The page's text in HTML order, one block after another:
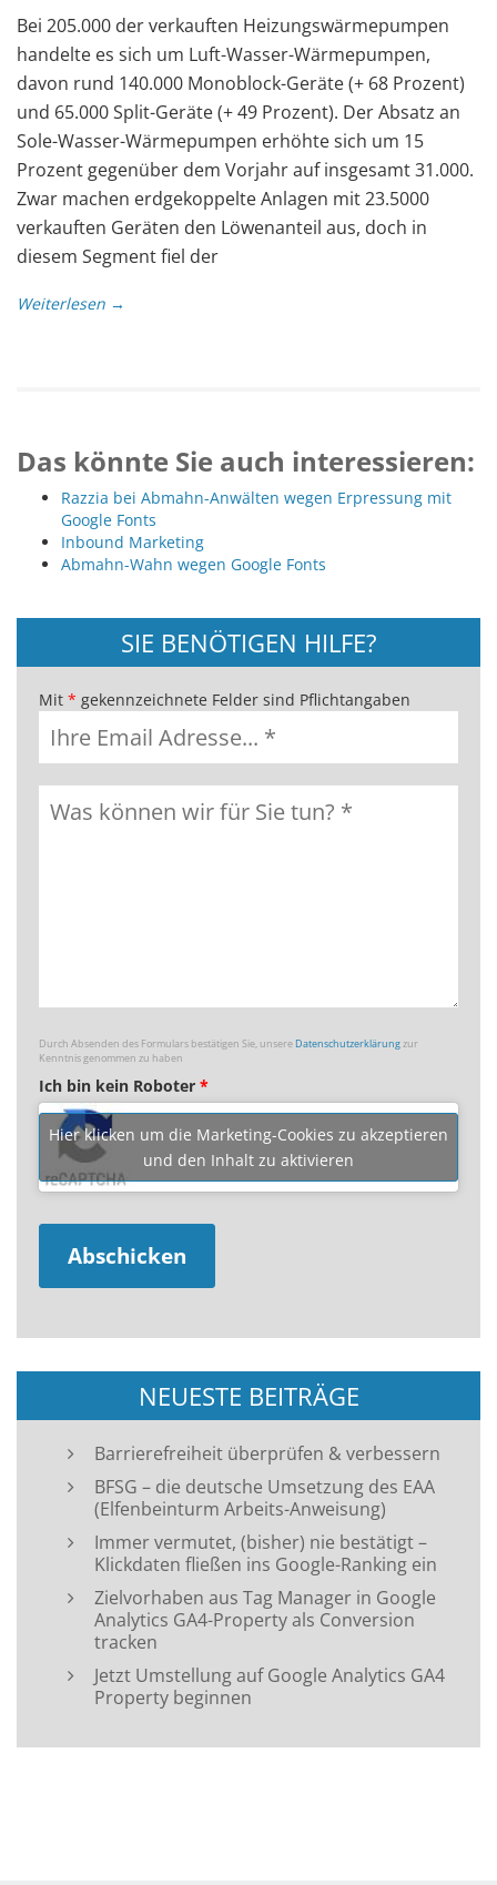
Bei 205.000 der verkauften Heizungswärmepumpen
handelte es sich um Luft-Wasser-Wärmepumpen,
davon rund 140.000 Monoblock-Geräte (+ 68 Prozent)
und 65.000 Split-Geräte (+ 49 Prozent). Der Absatz an
Sole-Wasser-Wärmepumpen erhöhte sich um 15
Prozent gegenüber dem Vorjahr auf insgesamt 31.000.
Zwar machen erdgekoppelte Anlagen mit 23.5000
verkauften Geräten den Löwenanteil aus, doch in
diesem Segment fiel der
Weiterlesen →
Das könnte Sie auch interessieren:
Razzia bei Abmahn-Anwälten wegen Erpressung mit
Google Fonts
Inbound Marketing
Abmahn-Wahn wegen Google Fonts
SIE BENÖTIGEN HILFE?
Mit * gekennzeichnete Felder sind Pflichtangaben
Durch Absenden des Formulars bestätigen Sie, unsereDatenschutzerklärungzur
Kenntnis genommen zu haben
Ich bin kein Roboter *
Hier klicken um die Marketing-Cookies zu akzeptieren
und den Inhalt zu aktivieren
NEUESTE BEITRÄGE
Barrierefreiheit überprüfen & verbessern
BFSG – die deutsche Umsetzung des EAA
(Elfenbeinturm Arbeits-Anweisung)
Immer vermutet, (bisher) nie bestätigt –
Klickdaten fließen ins Google-Ranking ein
Zielvorhaben aus Tag Manager in Google
Analytics GA4-Property als Conversion
tracken
Jetzt Umstellung auf Google Analytics GA4
Property beginnen